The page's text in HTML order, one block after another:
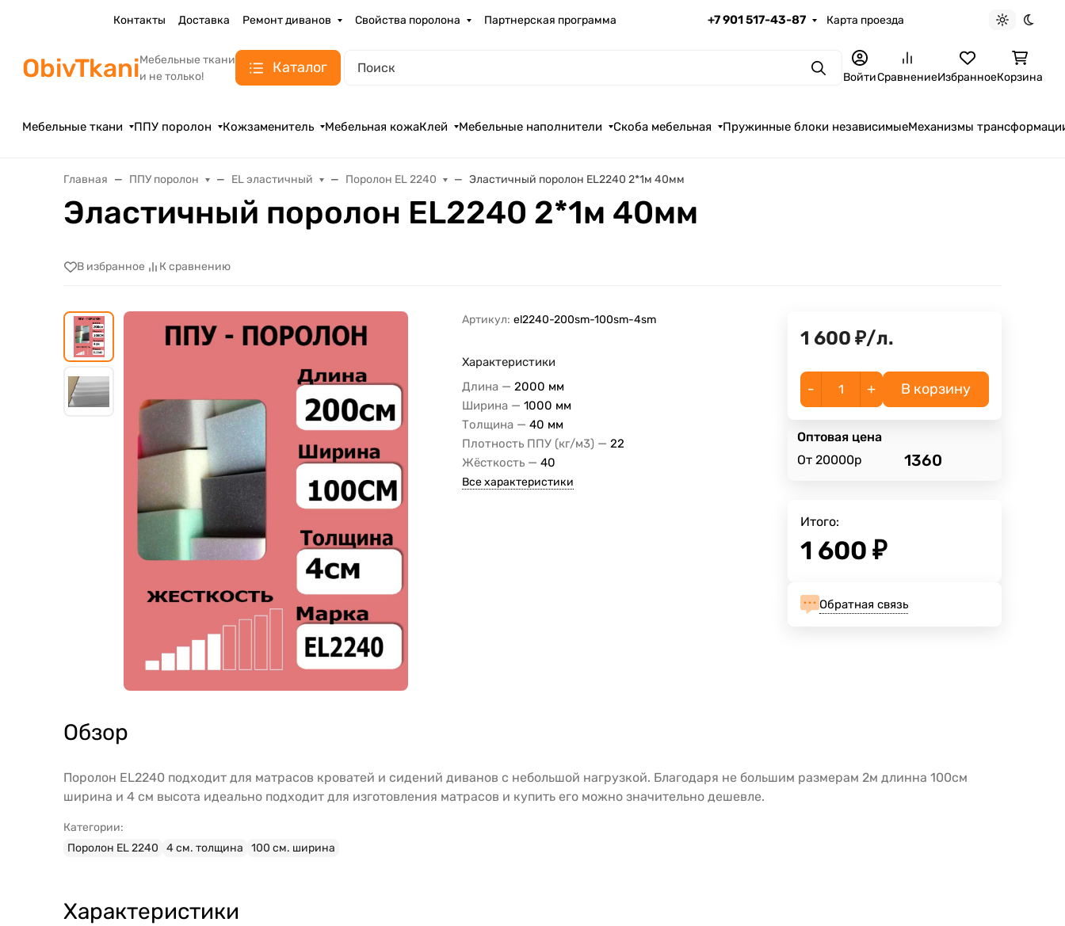
Контакты Доставка Ремонт диванов Свойства поролона Партнерская программа +7 901 517-43-87 Карта проезда
Светлая
ObivTkaniМебельные ткани
и не только!
Каталог ПоискВойтиСравнениеИзбранноеКорзина
Мебельные ткани ППУ поролон Кожзаменитель Мебельная кожаКлей Мебельные наполнители Скоба мебельная Пружинные блоки независимыеМеханизмы
Главная ППУ поролон EL эластичный Поролон EL 2240 Эластичный поролон EL2240 2*1м 40мм
Эластичный поролон EL2240 2*1м 40мм
В избранное К сравнению
Артикул: el2240-200sm-100sm-4sm
Характеристики
Длина — 2000 мм
Ширина — 1000 мм
Толщина — 40 мм
Плотность ППУ (кг/м3) — 22
Жёсткость — 40
Все характеристики
1 600 ₽/л.
- + В корзину
Оптовая цена
От 20000р
1360
Итого:
1 600 ₽
Обратная связь
Обзор
Поролон EL2240 подходит для матрасов кроватей и сидений диванов с небольшой нагрузкой. Благодаря не большим размерам 2м длинна 100см
ширина и 4 см высота идеально подходит для изготовления матрасов и купить его можно значительно дешевле.
Категории:
Поролон EL 2240
4 см. толщина 100 см. ширина
Характеристики